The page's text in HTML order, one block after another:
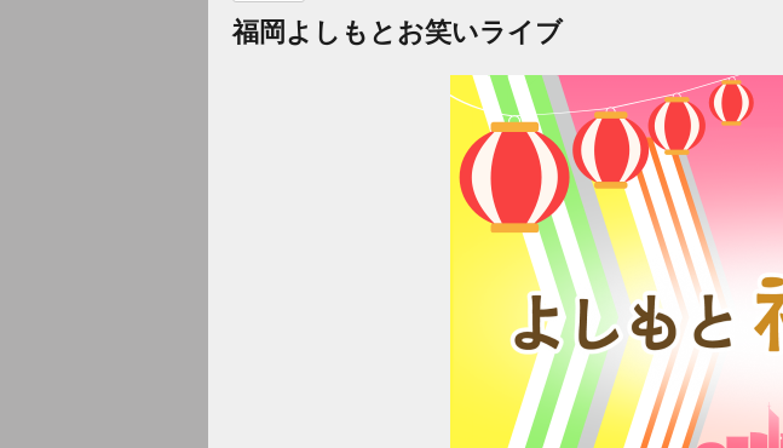
福岡よしもとお笑いライブ